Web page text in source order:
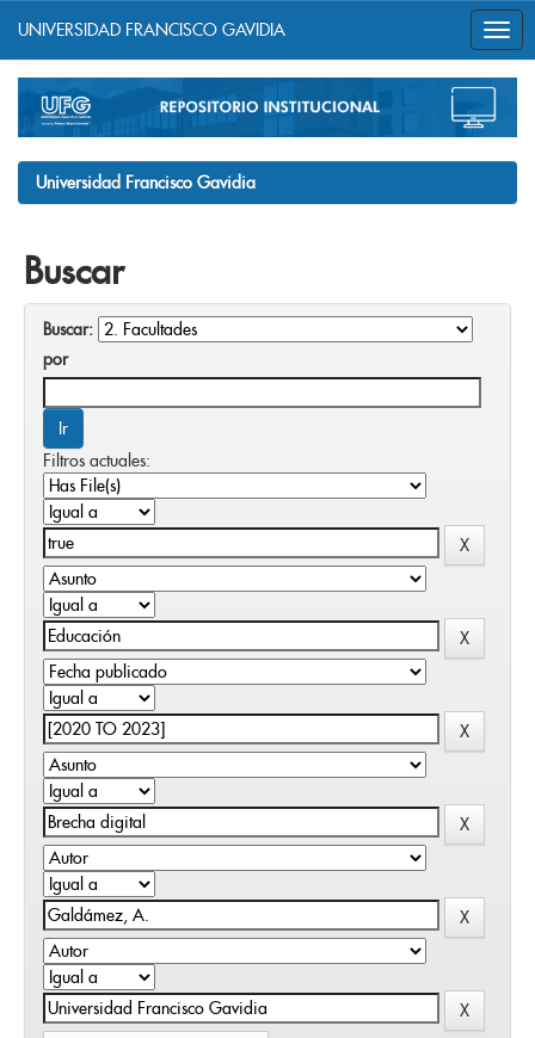
navigation
UNIVERSIDAD FRANCISCO GAVIDIA
Universidad Francisco Gavidia
Buscar
Buscar:
por
Filtros actuales: